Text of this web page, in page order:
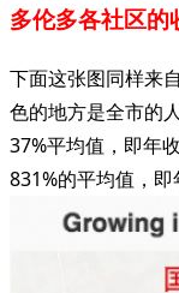
多伦多各社区的
下面这张图同样来
色的地方是全市的
37%平均值，即年
831%的平均值，即